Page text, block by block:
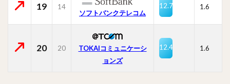
19 14
ソフトバンクテレコム
12.7 1.6
20 20
TOKAIコミュニケーシ
ョンズ
12.4 1.6